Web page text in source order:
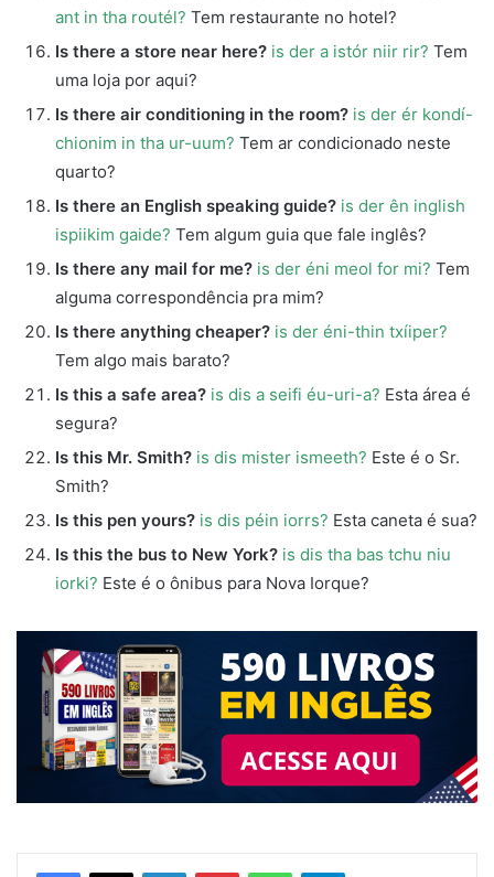
ant in tha routél? Tem restaurante no hotel?
Is there a store near here? is der a istór niir rir? Tem
uma loja por aqui?
Is there air conditioning in the room? is der ér kondí-
chionim in tha ur-uum? Tem ar condicionado neste
quarto?
Is there an English speaking guide? is der ên inglish
ispiikim gaide? Tem algum guia que fale inglês?
Is there any mail for me? is der éni meol for mi? Tem
alguma correspondência pra mim?
Is there anything cheaper? is der éni-thin txíiper?
Tem algo mais barato?
Is this a safe area? is dis a seifi éu-uri-a? Esta área é
segura?
Is this Mr. Smith? is dis mister ismeeth? Este é o Sr.
Smith?
Is this pen yours? is dis péin iorrs? Esta caneta é sua?
Is this the bus to New York? is dis tha bas tchu niu
iorki? Este é o ônibus para Nova Iorque?
LinkedinPinterestWhatsAppTelegram